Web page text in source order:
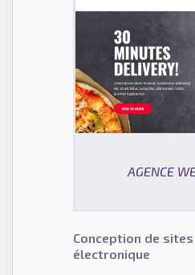
AGENCE
Conception de
électronique